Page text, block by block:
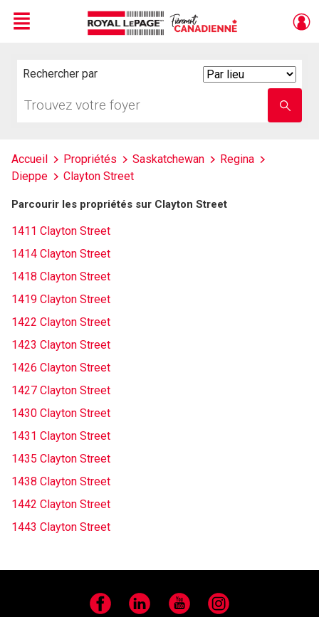
Menu
Rechercher par
votre
nom
Accueil Propriétés Saskatchewan
Regina
Dieppe
Clayton Street
Parcourir les propriétés sur Clayton Street
1411 Clayton Street
1414 Clayton Street
1418 Clayton Street
1419 Clayton Street
1422 Clayton Street
1423 Clayton Street
1426 Clayton Street
1427 Clayton Street
1430 Clayton Street
1431 Clayton Street
1435 Clayton Street
1438 Clayton Street
1442 Clayton Street
1443 Clayton Street
Facebook LinkedIn YouTube Instagram